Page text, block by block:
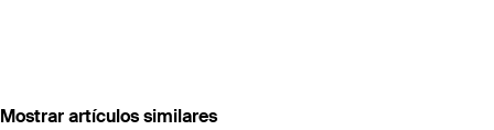
Mostrar artículos similares